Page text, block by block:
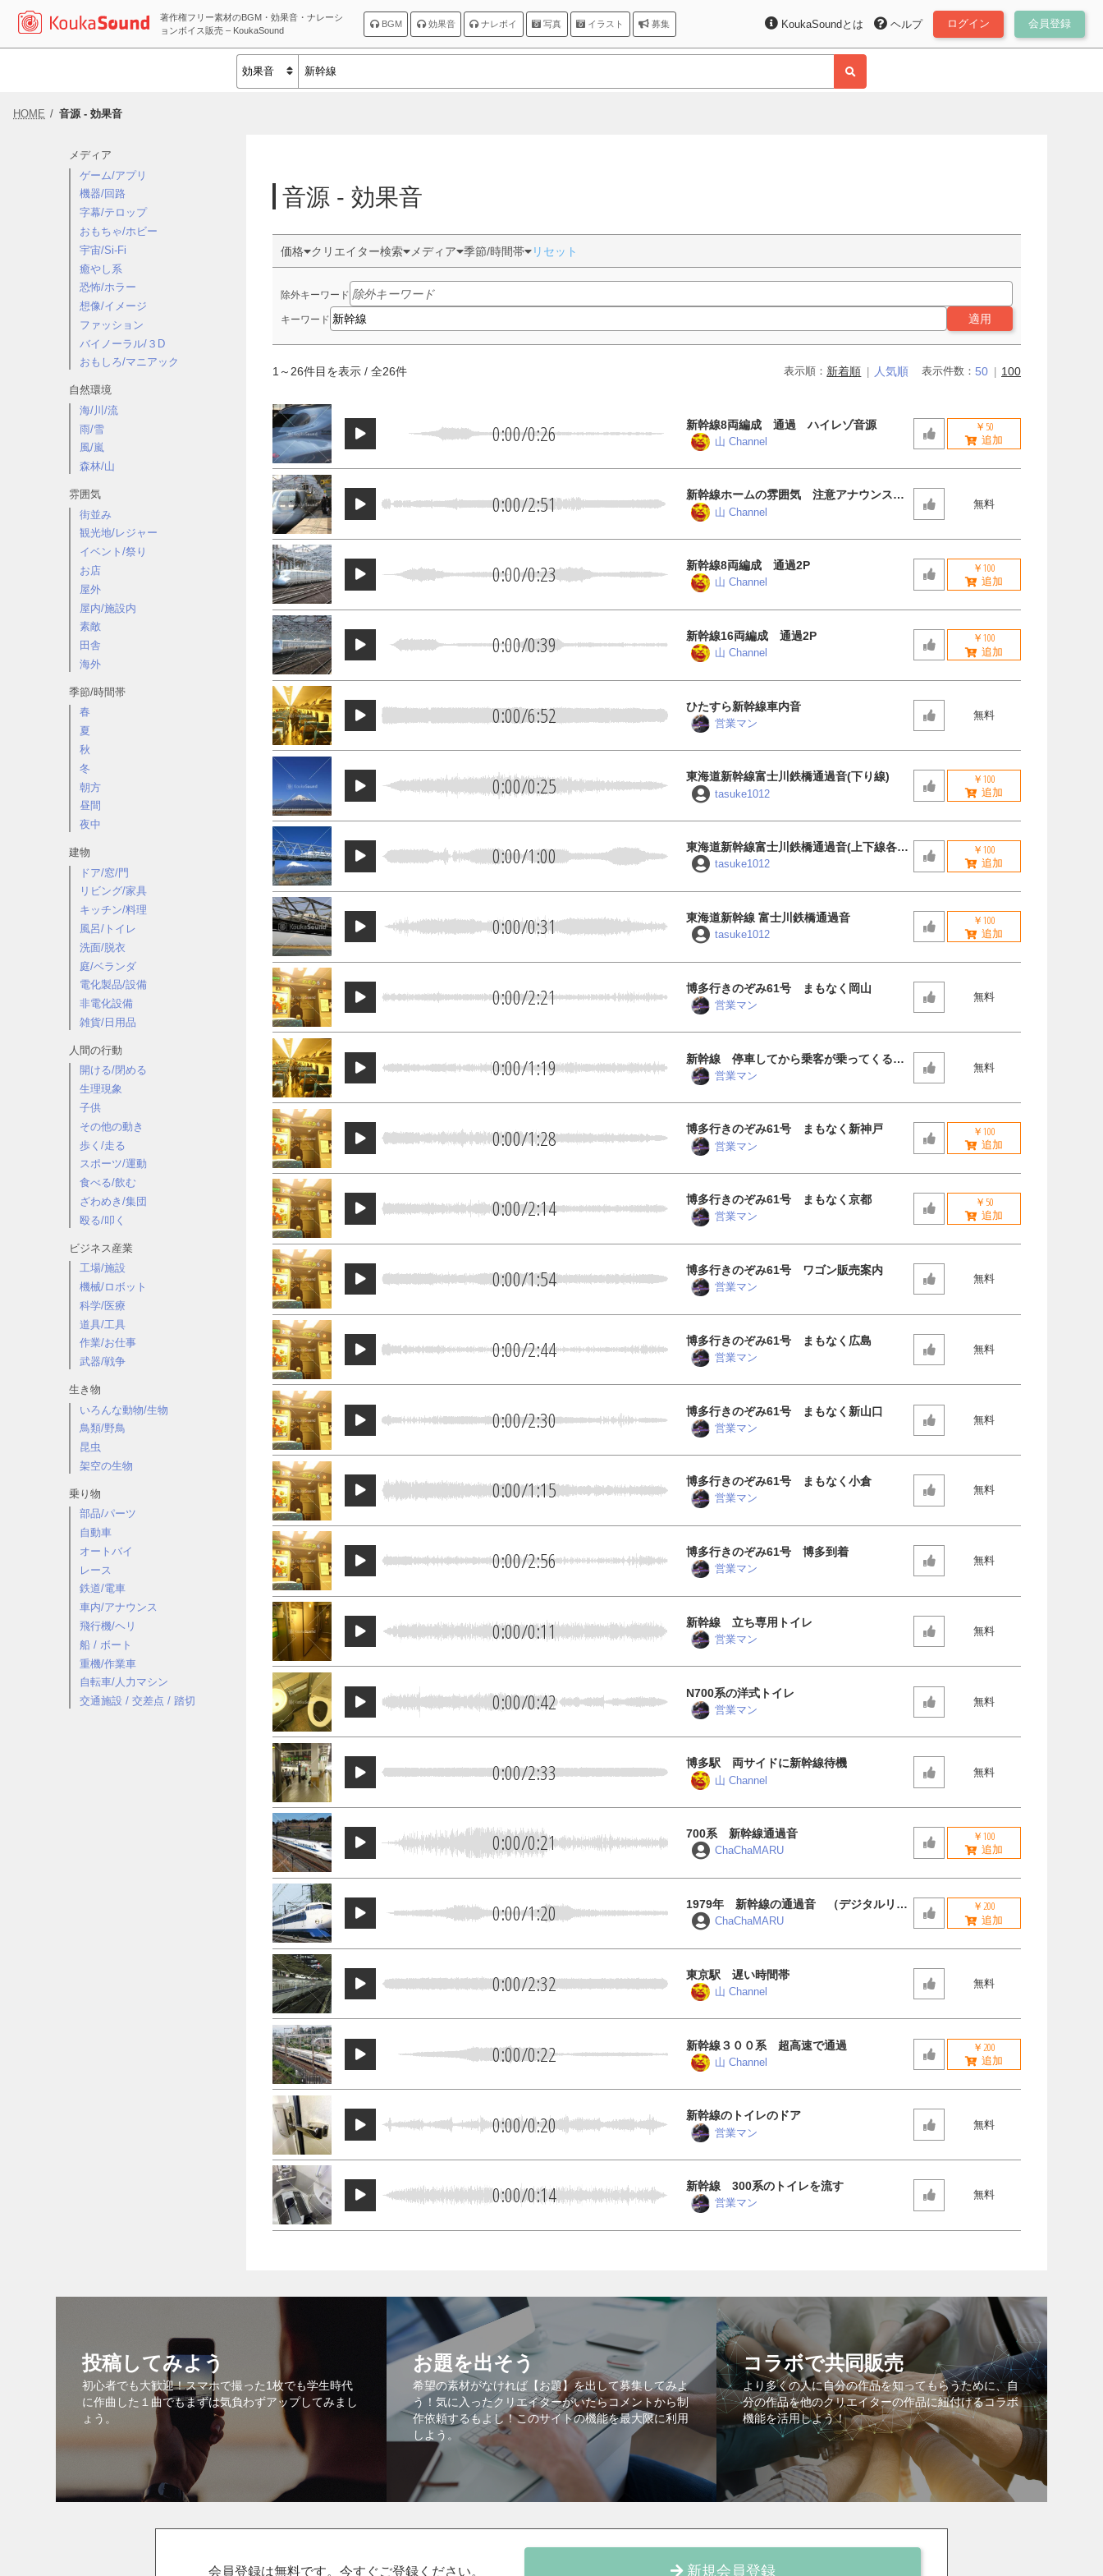
著作権フリー素材のBGM・効果音・ナレーシ
ョンボイス販売 – KoukaSound
BGM 効果音 ナレボイ 写真 イラスト 募集 ログイン 会員登録
ヘルプ
KoukaSoundとは
HOME 音源 - 効果音
メディア
ゲーム/アプリ
機器/回路
字幕/テロップ
おもちゃ/ホビー
宇宙/Si-Fi
癒やし系
恐怖/ホラー
想像/イメージ
ファッション
バイノーラル/３D
おもしろ/マニアック
自然環境
海/川/流
雨/雪
風/嵐
森林/山
雰囲気
街並み
観光地/レジャー
イベント/祭り
お店
屋外
屋内/施設内
素敵
田舎
海外
季節/時間帯
春
夏
秋
冬
朝方
昼間
夜中
建物
ドア/窓/門
リビング/家具
キッチン/料理
風呂/トイレ
洗面/脱衣
庭/ベランダ
電化製品/設備
非電化設備
雑貨/日用品
人間の行動
開ける/閉める
生理現象
子供
その他の動き
歩く/走る
スポーツ/運動
食べる/飲む
ざわめき/集団
殴る/叩く
ビジネス産業
工場/施設
機械/ロボット
科学/医療
道具/工具
作業/お仕事
武器/戦争
生き物
いろんな動物/生物
鳥類/野鳥
昆虫
架空の生物
乗り物
部品/パーツ
自動車
オートバイ
レース
鉄道/電車
車内/アナウンス
飛行機/ヘリ
船 / ボート
重機/作業車
自転車/人力マシン
交通施設 / 交差点 / 踏切
音源 - 効果音
価格 クリエイター検索 メディア 季節/時間帯 リセット
除外キーワード
キーワード 適用
1 ～26件目を表示 / 全26件 表示順： 新着順 人気順 表示件数： 50 100
0:00/0:26 新幹線8両編成 通過 ハイレゾ音源
山 Channel
￥50
0:00/2:51
新幹線ホームの雰囲気 注意アナウンス有
り
山 Channel
無料
0:00/0:23 新幹線8両編成 通過2P
山 Channel
￥100
0:00/0:39 新幹線16両編成 通過2P
山 Channel
￥100
0:00/6:52 ひたすら新幹線車内音
営業マン
無料
0:00/0:25 東海道新幹線富士川鉄橋通過音(下り線)
tasuke1012
￥100
0:00/1:00
東海道新幹線富士川鉄橋通過音(上下線各2
本)
tasuke1012
￥100
0:00/0:31 東海道新幹線 富士川鉄橋通過音
tasuke1012
￥100
0:00/2:21 博多行きのぞみ61号 まもなく岡山
営業マン
無料
0:00/1:19
新幹線 停車してから乗客が乗ってくる様
子
営業マン
無料
0:00/1:28 博多行きのぞみ61号 まもなく新神戸
営業マン
￥100
0:00/2:14 博多行きのぞみ61号 まもなく京都
営業マン
￥50
0:00/1:54 博多行きのぞみ61号 ワゴン販売案内
営業マン
無料
0:00/2:44 博多行きのぞみ61号 まもなく広島
営業マン
無料
0:00/2:30 博多行きのぞみ61号 まもなく新山口
営業マン
無料
0:00/1:15 博多行きのぞみ61号 まもなく小倉
営業マン
無料
0:00/2:56 博多行きのぞみ61号 博多到着
営業マン
無料
0:00/0:11 新幹線 立ち専用トイレ
営業マン
無料
0:00/0:42 N700系の洋式トイレ
営業マン
無料
0:00/2:33 博多駅 両サイドに新幹線待機
山 Channel
無料
0:00/0:21 700系 新幹線通過音
ChaChaMARU
￥100
0:00/1:20
1979年 新幹線の通過音 （デジタルリマ
スター）ChaChaMARU
￥200
0:00/2:32 東京駅 遅い時間帯
山 Channel
無料
0:00/0:22 新幹線３００系 超高速で通過
山 Channel
￥200
0:00/0:20 新幹線のトイレのドア
営業マン
無料
0:00/0:14 新幹線 300系のトイレを流す
営業マン
無料
投稿してみよう
初心者でも大歓迎！スマホで撮った1枚でも学生時代
に作曲した１曲でもまずは気負わずアップしてみまし
ょう。
お題を出そう
希望の素材がなければ【お題】を出して募集してみよ
う！気に入ったクリエイターがいたらコメントから制
作依頼するもよし！このサイトの機能を最大限に利用
しよう。
コラボで共同販売
より多くの人に自分の作品を知ってもらうために、自
分の作品を他のクリエイターの作品に紐付けるコラボ
機能を活用しよう！
会員登録は無料です。今すぐご登録ください。 新規会員登録